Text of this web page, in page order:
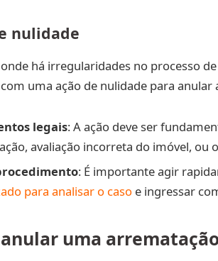
nulidade
onde há irregularidades no processo
uma ação de nulidade para anular
legais: A ação deve ser
avaliação incorreta do imóvel, ou
: É importante agir
para analisar o casoe ingressar
uma